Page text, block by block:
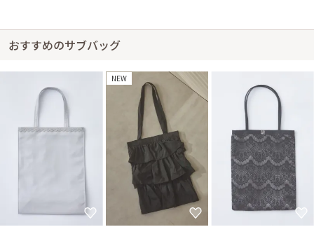
おすすめのサブバッグ
NEW